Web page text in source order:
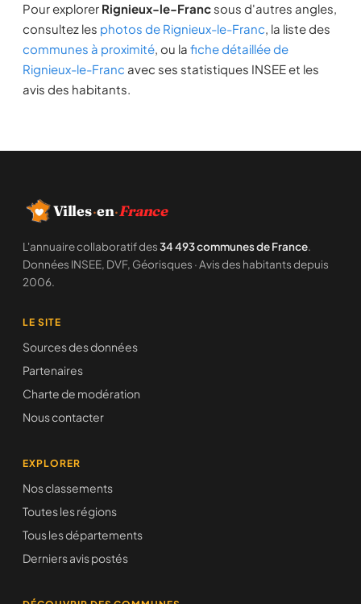
Pour explorer Rignieux-le-Franc sous d'autres angles,
consultez les photos de Rignieux-le-Franc, la liste des
communes à proximité, ou la fiche détaillée de
Rignieux-le-Franc avec ses statistiques INSEE et les
avis des habitants.
Villes·en·France
L'annuaire collaboratif des34 493 communes de France.
Données INSEE, DVF, Géorisques · Avis des habitants depuis
2006.
LE SITE
Sources des données
Partenaires
Charte de modération
Nous contacter
EXPLORER
Nos classements
Toutes les régions
Tous les départements
Derniers avis postés